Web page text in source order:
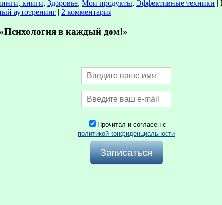
книги, Здоровье, Мои продукты, Эффективные техники |
аутотренинг | 2 комментария
в каждый дом!»
Прочитал и согласен с
политикой конфиденциальности